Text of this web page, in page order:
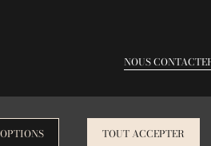
TOUT ACCEPTER
NOUS